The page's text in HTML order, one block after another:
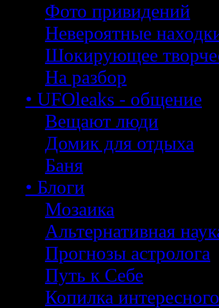
Фото привидений
Невероятные
Шокирующее
На разбор
• UFOleaks - общение
Вещают люди
Домик для отдыха
Баня
• Блоги
Мозаика
Альтернативная
Прогнозы астролога
Путь к Себе
Копилка интересного